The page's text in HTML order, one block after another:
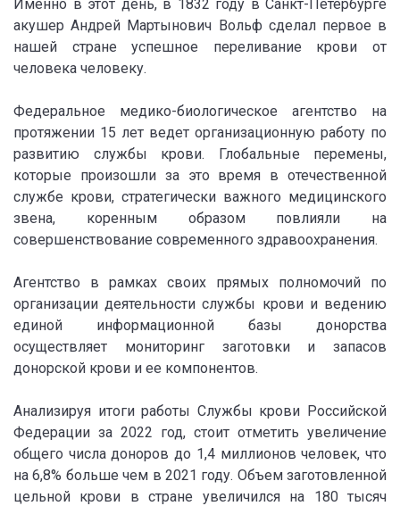
Именно в этот день, в 1832 году в Санкт-Петербурге
акушер Андрей Мартынович Вольф сделал первое в
нашей стране успешное переливание крови от
человека человеку.
Федеральное медико-биологическое агентство на
протяжении 15 лет ведет организационную работу по
развитию службы крови. Глобальные перемены,
которые произошли за это время в отечественной
службе крови, стратегически важного медицинского
звена, коренным образом повлияли на
совершенствование современного здравоохранения.
Агентство в рамках своих прямых полномочий по
организации деятельности службы крови и ведению
единой информационной базы донорства
осуществляет мониторинг заготовки и запасов
донорской крови и ее компонентов.
Анализируя итоги работы Службы крови Российской
Федерации за 2022 год, стоит отметить увеличение
общего числа доноров до 1,4 миллионов человек, что
на 6,8% больше чем в 2021 году. Объем заготовленной
цельной крови в стране увеличился на 180 тысяч